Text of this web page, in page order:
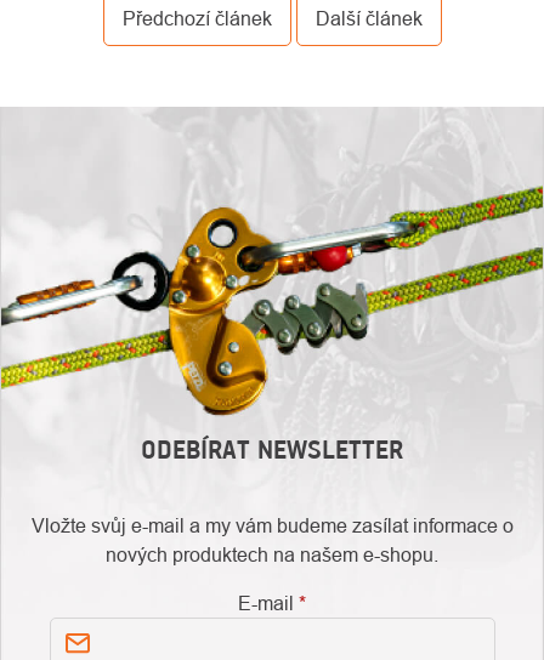
Předchozí článek Další článek
ODEBÍRAT NEWSLETTER
Vložte svůj e-mail a my vám budeme zasílat informace o
nových produktech na našem e-shopu.
E-mail